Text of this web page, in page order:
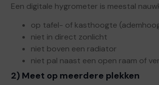
Een digitale hygrometer is meestal
op tafel- of kasthoogte
niet in direct zonlicht
niet boven een radiator
niet pal naast een open raam of
2) Meet op meerdere plekken